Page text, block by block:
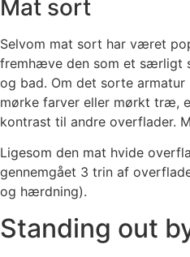
Mat sort
Selvom mat sort har været
fremhæve den som et særligt
og bad. Om det sorte
mørke farver eller mørkt træ,
kontrast til andre overflader.
Ligesom den mat hvide
gennemgået 3 trin af
og hærdning).
Standing out